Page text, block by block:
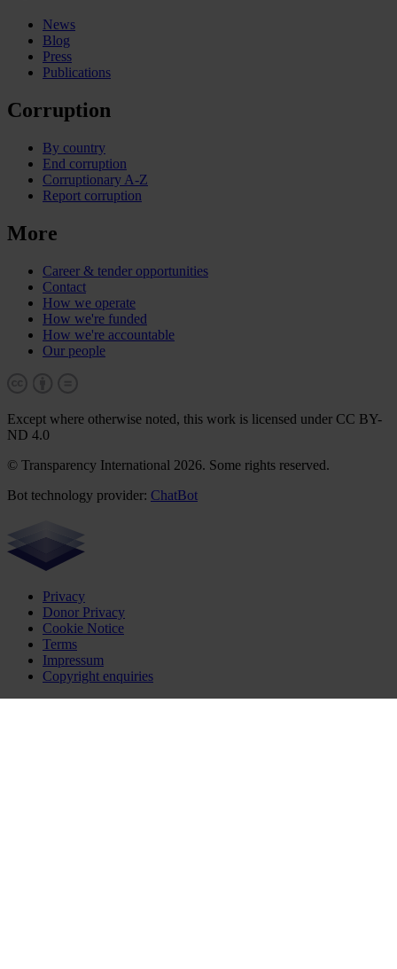
News
Blog
Press
Publications
Corruption
By country
End corruption
Corruptionary A-Z
Report corruption
More
Career & tender opportunities
Contact
How we operate
How we're funded
How we're accountable
Our people
Except where otherwise noted, this work is licensed under CC BY-
ND 4.0
© Transparency International 2026. Some rights reserved.
Bot technology provider: ChatBot
Privacy
Donor Privacy
Cookie Notice
Terms
Impressum
Copyright enquiries